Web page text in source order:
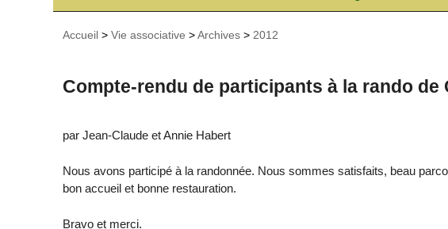
Accueil >Vie associative >Archives > 2012
Compte-rendu de participants à la rando de
par Jean-Claude et Annie Habert
Nous avons participé à la randonnée. Nous sommes satisfaits, beau
bon accueil et bonne restauration.
Bravo et merci.